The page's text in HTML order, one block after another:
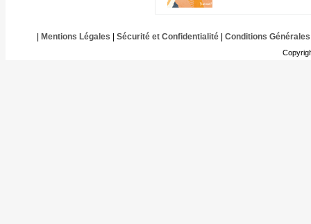
Mentions Légales Sécurité et Confidentialité| Conditions Générales